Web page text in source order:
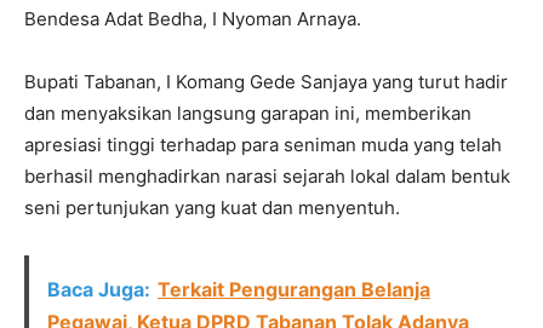
Bendesa Adat Bedha, I Nyoman Arnaya.
Bupati Tabanan, I Komang Gede Sanjaya yang turut hadir
dan menyaksikan langsung garapan ini, memberikan
apresiasi tinggi terhadap para seniman muda yang telah
berhasil menghadirkan narasi sejarah lokal dalam bentuk
seni pertunjukan yang kuat dan menyentuh.
Baca Juga: Terkait Pengurangan Belanja
Pegawai, Ketua DPRD Tabanan Tolak Adanya